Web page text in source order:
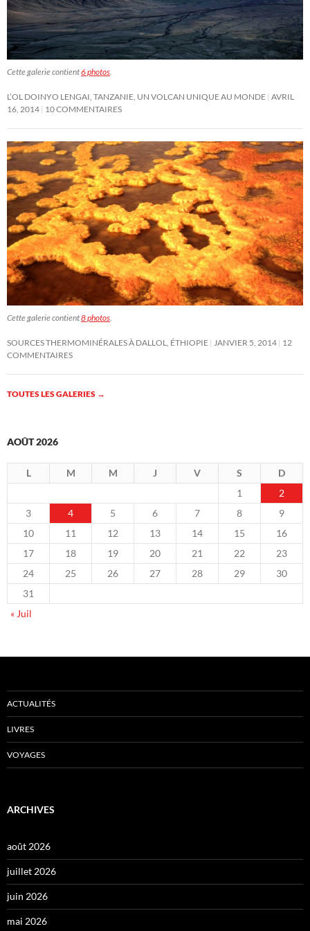
Cette galerie contient6 photos.
L’OL DOINYO LENGAI, TANZANIE, UN VOLCAN UNIQUE AU MONDE AVRIL
16, 2014 10 COMMENTAIRES
Cette galerie contient8 photos.
SOURCES THERMOMINÉRALES À DALLOL, ÉTHIOPIE JANVIER 5, 2014 12
COMMENTAIRES
TOUTES LES GALERIES →
AOÛT 2026
L M M J V S
D
1
2
3
4 5 6 7 8
9
10
11 12 13 14 15
16
17
18 19 20 21 22
23
24
25 26 27 28 29
30
31
« Juil
ACTUALITÉS
LIVRES
VOYAGES
ARCHIVES
août 2026
juillet 2026
juin 2026
mai 2026